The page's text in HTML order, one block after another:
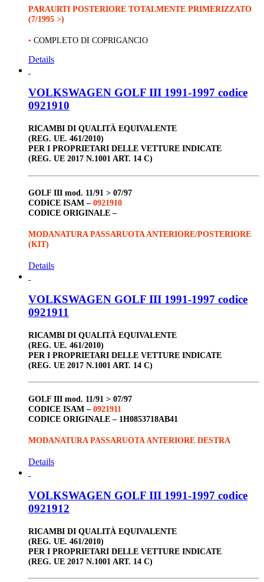
PARAURTI POSTERIORE TOTALMENTE PRIMERIZZATO
(7/1995 >)
• COMPLETO DI COPRIGANCIO
Details
VOLKSWAGEN GOLF III 1991-1997 codice
0921910
RICAMBI DI QUALITÀ EQUIVALENTE
(REG. UE. 461/2010)
PER I PROPRIETARI DELLE VETTURE INDICATE
(REG. UE 2017 N.1001 ART. 14 C)
GOLF III mod. 11/91 > 07/97
CODICE ISAM – 0921910
CODICE ORIGINALE –
MODANATURA PASSARUOTA ANTERIORE/POSTERIORE
(KIT)
Details
VOLKSWAGEN GOLF III 1991-1997 codice
0921911
RICAMBI DI QUALITÀ EQUIVALENTE
(REG. UE. 461/2010)
PER I PROPRIETARI DELLE VETTURE INDICATE
(REG. UE 2017 N.1001 ART. 14 C)
GOLF III mod. 11/91 > 07/97
CODICE ISAM – 0921911
CODICE ORIGINALE – 1H0853718AB41
MODANATURA PASSARUOTA ANTERIORE DESTRA
Details
VOLKSWAGEN GOLF III 1991-1997 codice
0921912
RICAMBI DI QUALITÀ EQUIVALENTE
(REG. UE. 461/2010)
PER I PROPRIETARI DELLE VETTURE INDICATE
(REG. UE 2017 N.1001 ART. 14 C)